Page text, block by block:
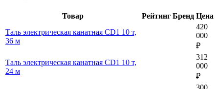
Товар Рейтинг Бренд Цена
Таль электрическая канатная CD1 10 т,
36 м
420
000
₽
Таль электрическая канатная CD1 10 т,
24 м
312
000
₽
300